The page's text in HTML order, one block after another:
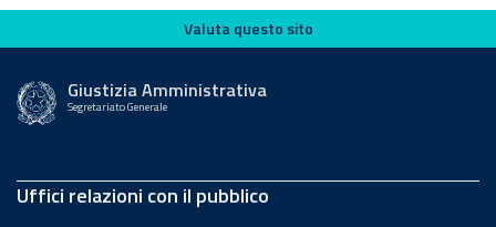
Valuta questo sito
Valuta questo sito
Giustizia Amministrativa
Segretariato Generale
Uffici relazioni con il pubblico